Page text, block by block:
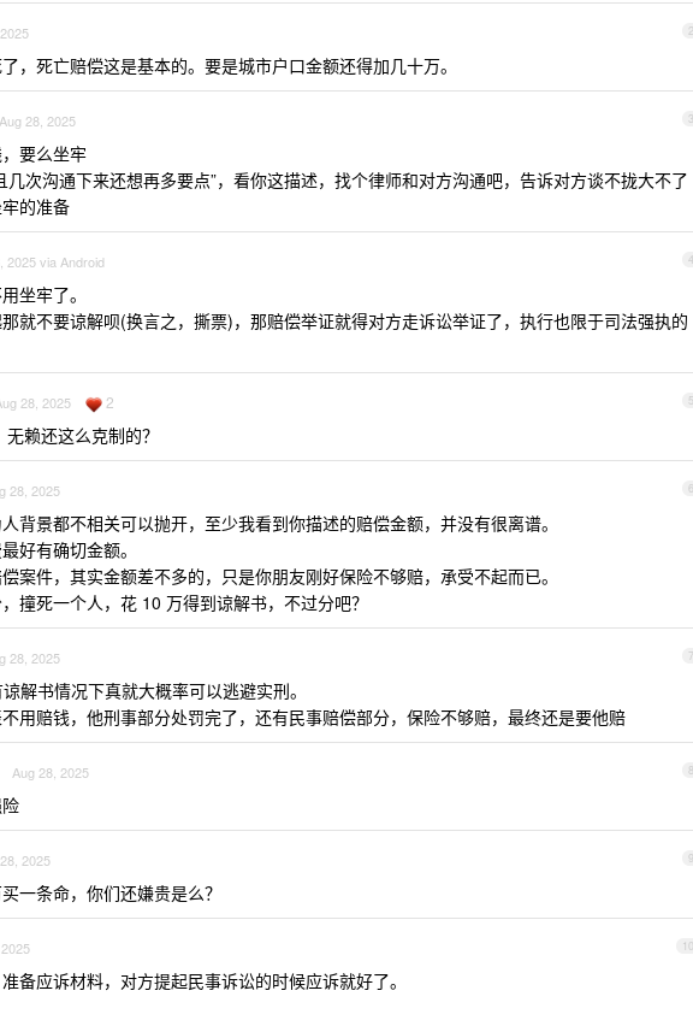
2
，死亡赔偿这是基本的。要是城市户口金额还得加几十万。
3
Aug 28, 2025
要么坐牢
几次沟通下来还想再多要点”，看你这描述，找个律师和对方沟通吧，告诉对方谈不拢大不了
的准备
4
2025 via Android
坐牢了。
就不要谅解呗(换言之，撕票)，那赔偿举证就得对方走诉讼举证了，执行也限于司法强执的
5
28, 2025 2
赖还这么克制的？
6
28, 2025
背景都不相关可以抛开，至少我看到你描述的赔偿金额，并没有很离谱。
好有确切金额。
案件，其实金额差不多的，只是你朋友刚好保险不够赔，承受不起而已。
撞死一个人，花 10 万得到谅解书，不过分吧？
7
28, 2025
解书情况下真就大概率可以逃避实刑。
用赔钱，他刑事部分处罚完了，还有民事赔偿部分，保险不够赔，最终还是要他赔
8
Aug 28, 2025
9
2025
一条命，你们还嫌贵是么？
10
备应诉材料，对方提起民事诉讼的时候应诉就好了。